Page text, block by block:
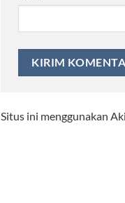
Situs ini menggunakan